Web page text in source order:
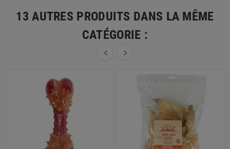
13 AUTRES PRODUITS DANS LA MÊME
CATÉGORIE :
 